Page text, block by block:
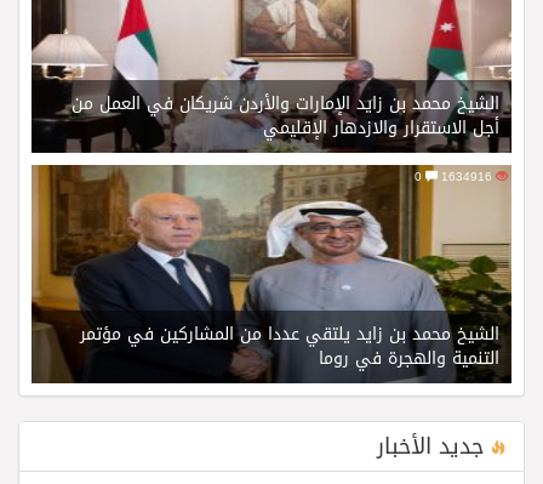
الشيخ محمد بن زايد الإمارات والأردن شريكان في العمل من
أجل الاستقرار والازدهار الإقليمي
الشيخ محمد بن زايد يلتقي عددا من المشاركين في مؤتمر
التنمية والهجرة في روما
جديد الأخبار